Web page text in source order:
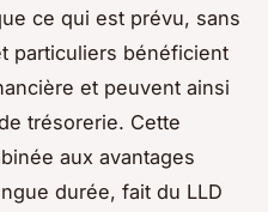
ce qui est prévu, sans
particuliers bénéficient
et peuvent ainsi
trésorerie. Cette
aux avantages
durée, fait du LLD